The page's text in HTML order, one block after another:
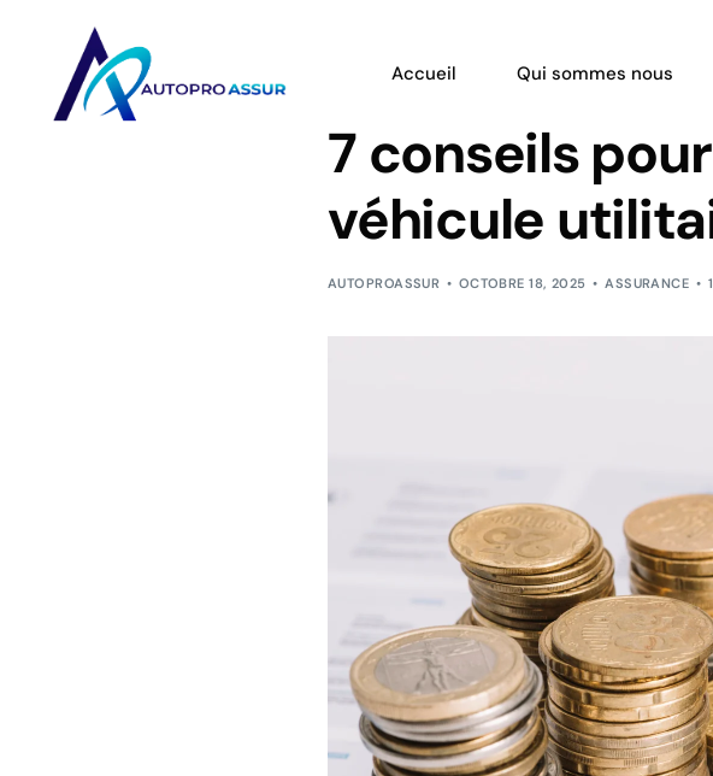
Accueil Qui sommes nous
7 conseils
véhicule
AUTOPROASSUR OCTOBRE 18, 2025 ASSURANCE